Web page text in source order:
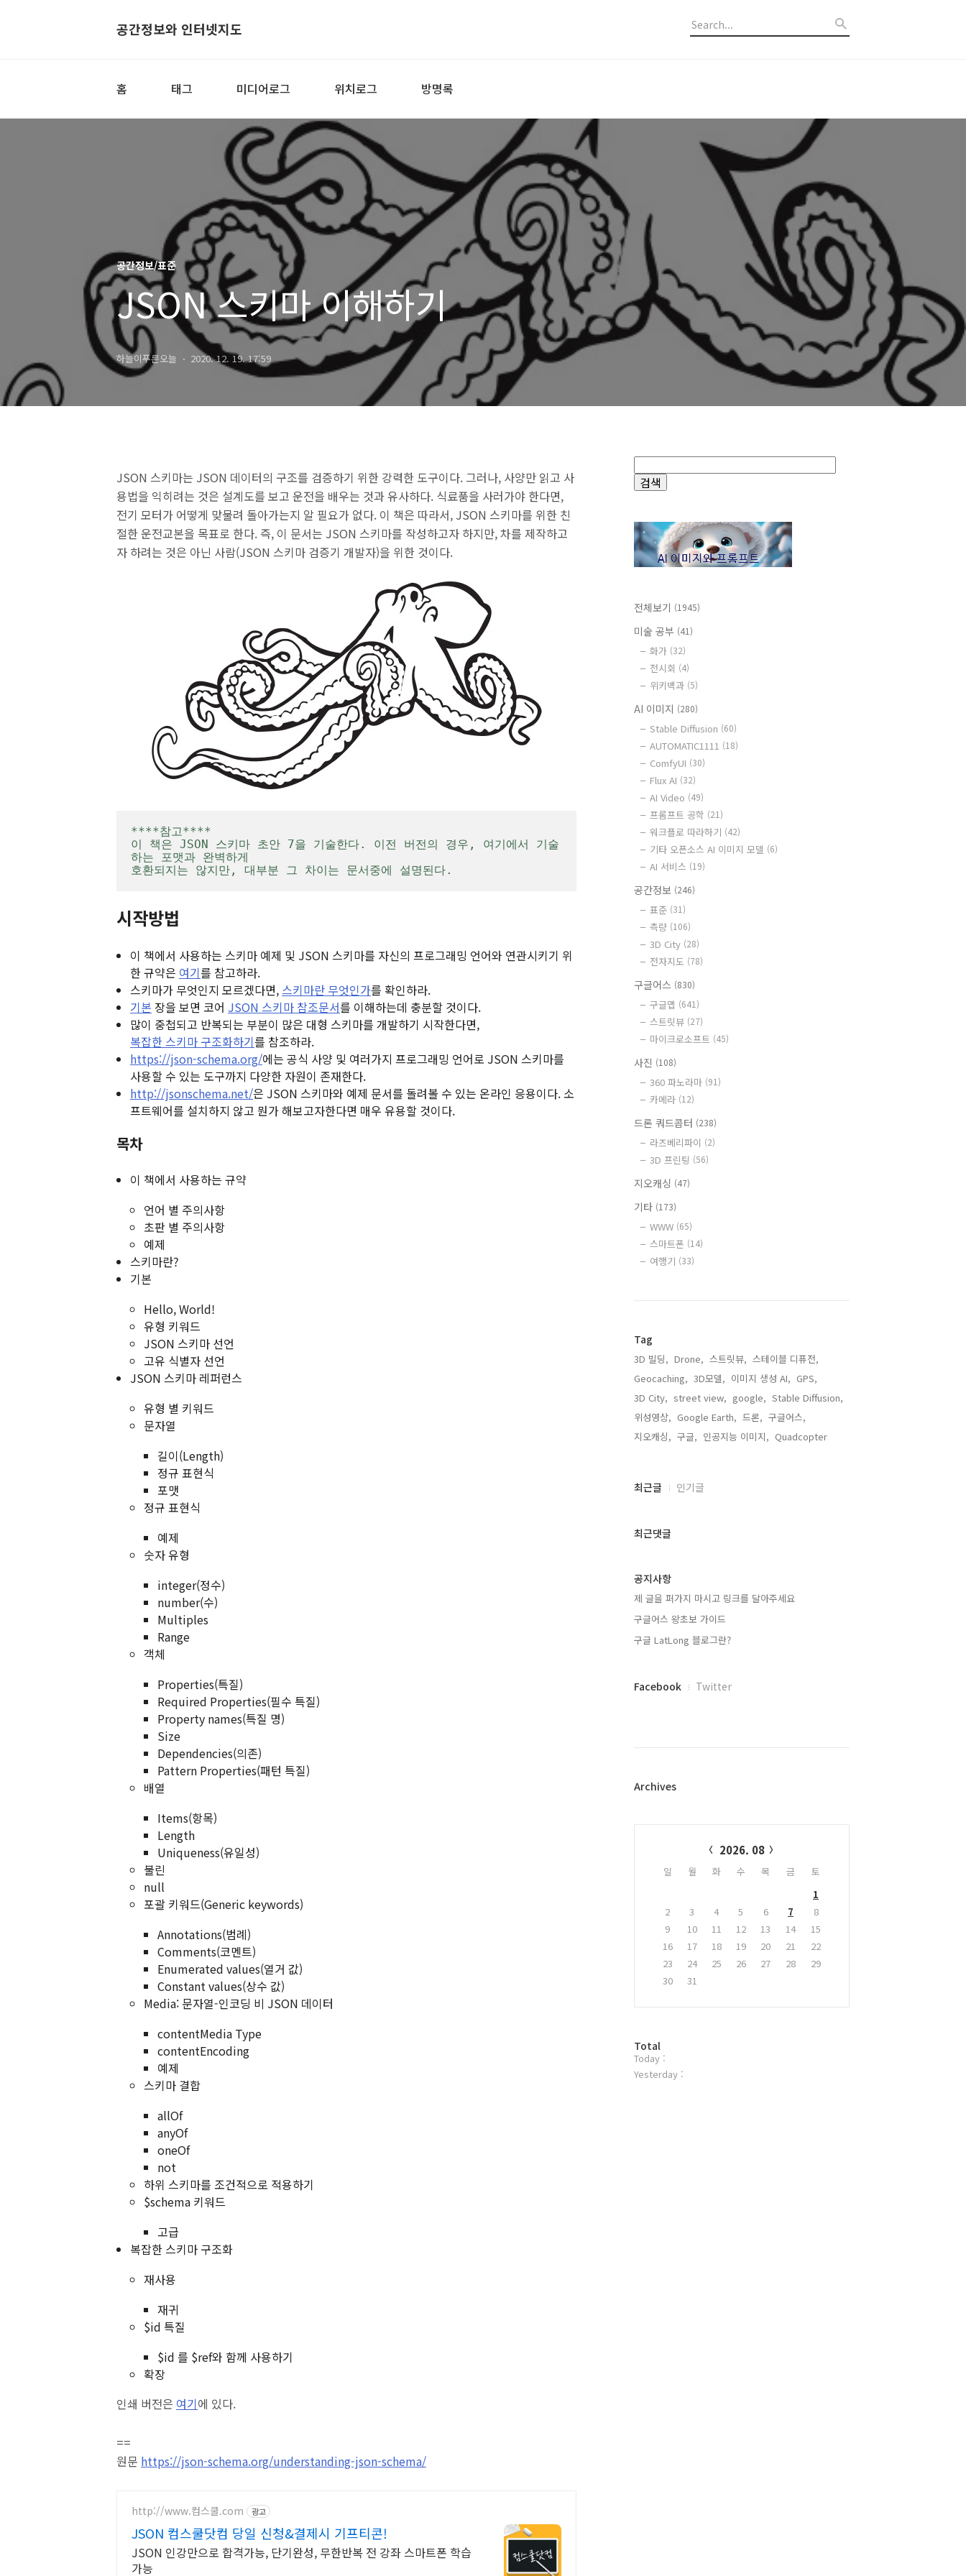
공간정보와 인터넷지도
홈 태그 미디어로그 위치로그 방명록
공간정보/표준
JSON 스키마 이해하기
하늘이푸른오늘 2020. 12. 19. 17:59
JSON 스키마는 JSON 데이터의 구조를 검증하기 위한 강력한 도구이다. 그러나, 사양만 읽고 사
용법을 익히려는 것은 설계도를 보고 운전을 배우는 것과 유사하다. 식료품을 사러가야 한다면,
전기 모터가 어떻게 맞물려 돌아가는지 알 필요가 없다. 이 책은 따라서, JSON 스키마를 위한 친
절한 운전교본을 목표로 한다. 즉, 이 문서는 JSON 스키마를 작성하고자 하지만, 차를 제작하고
자 하려는 것은 아닌 사람(JSON 스키마 검증기 개발자)을 위한 것이다.
****참고****
이 책은 JSON 스키마 초안 7을 기술한다. 이전 버전의 경우, 여기에서 기술
하는 포맷과 완벽하게
호환되지는 않지만, 대부분 그 차이는 문서중에 설명된다.
시작방법
이 책에서 사용하는 스키마 예제 및 JSON 스키마를 자신의 프로그래밍 언어와 연관시키기 위
한 규약은 여기를 참고하라.
스키마가 무엇인지 모르겠다면,스키마란 무엇인가를 확인하라.
기본 장을 보면 코어 JSON 스키마 참조문서를 이해하는데 충분할 것이다.
많이 중첩되고 반복되는 부분이 많은 대형 스키마를 개발하기 시작한다면,
복잡한 스키마 구조화하기를 참조하라.
https://json-schema.org/에는 공식 사양 및 여러가지 프로그래밍 언어로 JSON 스키마를
사용할 수 있는 도구까지 다양한 자원이 존재한다.
http://jsonschema.net/은 JSON 스키마와 예제 문서를 돌려볼 수 있는 온라인 응용이다. 소
프트웨어를 설치하지 않고 뭔가 해보고자한다면 매우 유용할 것이다.
목차
이 책에서 사용하는 규약
언어 별 주의사항
초판 별 주의사항
예제
스키마란?
기본
Hello, World!
유형 키워드
JSON 스키마 선언
고유 식별자 선언
JSON 스키마 레퍼런스
유형 별 키워드
문자열
길이(Length)
정규 표현식
포맷
정규 표현식
예제
숫자 유형
integer(정수)
number(수)
Multiples
Range
객체
Properties(특질)
Required Properties(필수 특질)
Property names(특질 명)
Size
Dependencies(의존)
Pattern Properties(패턴 특질)
배열
Items(항목)
Length
Uniqueness(유일성)
불린
null
포괄 키워드(Generic keywords)
Annotations(범례)
Comments(코멘트)
Enumerated values(열거 값)
Constant values(상수 값)
Media: 문자열-인코딩 비 JSON 데이터
contentMedia Type
contentEncoding
예제
스키마 결합
allOf
anyOf
oneOf
not
하위 스키마를 조건적으로 적용하기
$schema 키워드
고급
복잡한 스키마 구조화
재사용
재귀
$id 특질
$id 를 $ref와 함께 사용하기
확장
인쇄 버전은 여기에 있다.
==
원문 https://json-schema.org/understanding-json-schema/
http://www.컴스쿨.com 광고
JSON 컴스쿨닷컴 당일 신청&결제시 기프티콘!
JSON 인강만으로 합격가능, 단기완성, 무한반복 전 강좌 스마트폰 학습
가능
전체보기 (1945)
미술 공부 (41)
화가 (32)
전시회 (4)
위키백과 (5)
AI 이미지 (280)
Stable Diffusion (60)
AUTOMATIC1111 (18)
ComfyUI (30)
Flux AI (32)
AI Video (49)
프롬프트 공학 (21)
워크플로 따라하기 (42)
기타 오픈소스 AI 이미지 모델 (6)
AI 서비스 (19)
공간정보 (246)
표준 (31)
측량 (106)
3D City (28)
전자지도 (78)
구글어스 (830)
구글맵 (641)
스트릿뷰 (27)
마이크로소프트 (45)
사진 (108)
360 파노라마 (91)
카메라 (12)
드론 쿼드콥터 (238)
라즈베리파이 (2)
3D 프린팅 (56)
지오캐싱 (47)
기타 (173)
WWW (65)
스마트폰 (14)
여행기 (33)
Tag
3D 빌딩, Drone, 스트릿뷰, 스테이블 디퓨전,
Geocaching, 3D모델, 이미지 생성 AI, GPS,
3D City, street view, google, Stable Diffusion,
위성영상, Google Earth, 드론, 구글어스,
지오캐싱, 구글, 인공지능 이미지, Quadcopter,
최
과
글
최근글 인기글
최근댓글
공지사항
제 글을 퍼가지 마시고 링크를 달아주세요
구글어스 왕초보 가이드
구글 LatLong 블로그란?
페
플
Facebook Twitter
Archives
2026. 08
일 월 화 수 목 금
토
1
2
3 4 5 6 7
8
9
10 11 12 13 14
15
16
17 18 19 20 21
22
23
24 25 26 27 28
29
30
31
방
문
자
Total
Today :
Yesterday :